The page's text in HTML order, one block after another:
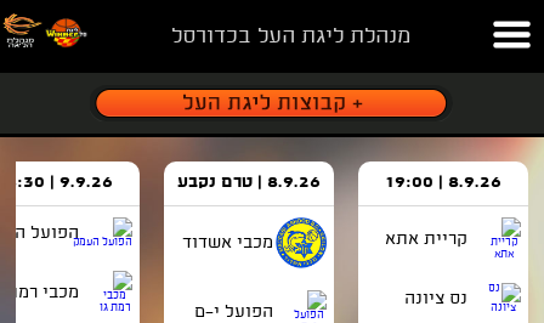
מנהלת ליגת העל בכדורסל
8.9.26 | 19:00
קריית אתא
נס ציונה
8.9.26 | טרם נקבע
מכבי אשדוד
הפועל י-ם
9.9.26 | 18:30
הפועל
מכבי רמת